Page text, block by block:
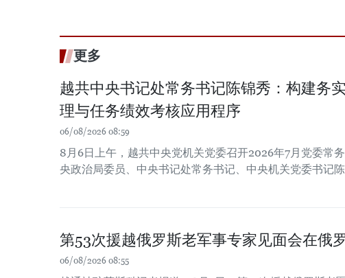
更多
越共中央书记处常务书记陈锦秀：构建务
理与任务绩效考核应用程序
06/08/2026 08:59
8月6日上午，越共中央党机关党委召开2026年7月党委常
央政治局委员、中央书记处常务书记、中央机关党委书记陈
第53次援越俄罗斯老军事专家见面会在俄
06/08/2026 08:55